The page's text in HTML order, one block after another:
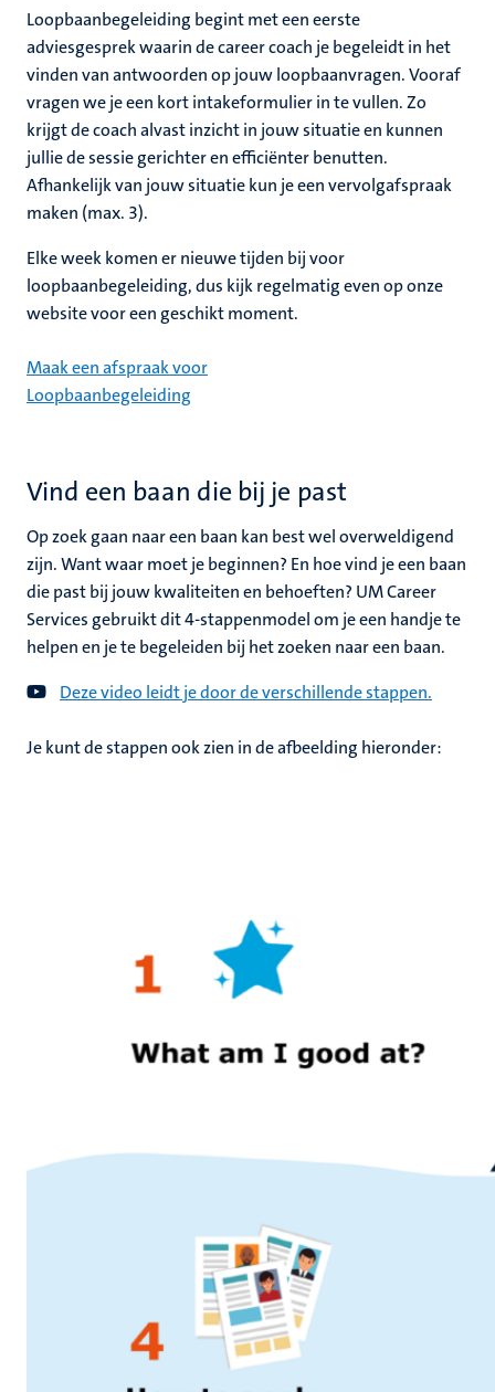
Loopbaanbegeleiding begint met een eerste
adviesgesprek waarin de career coach je begeleidt in het
vinden van antwoorden op jouw loopbaanvragen.Vooraf
vragen we je een kort intakeformulier in te vullen. Zo
krijgt de coach alvast inzicht in jouw situatie en kunnen
jullie de sessie gerichter en efficiënter benutten.
Afhankelijk van jouw situatie kun je een vervolgafspraak
maken (max. 3).
Elke week komen er nieuwe tijden bij voor
loopbaanbegeleiding, dus kijk regelmatig even op onze
website voor een geschikt moment.
Maak een afspraak voor
Loopbaanbegeleiding
Vind een baan die bij je past
Op zoek gaan naar een baan kan best wel overweldigend
zijn. Want waar moet je beginnen? En hoe vind je een baan
die past bij jouw kwaliteiten en behoeften? UM Career
Services gebruikt dit 4-stappenmodel om je een handje te
helpen en je te begeleiden bij het zoeken naar een baan.
Deze video leidt je door de verschillende stappen.
Je kunt de stappen ook zien in de afbeelding hieronder: